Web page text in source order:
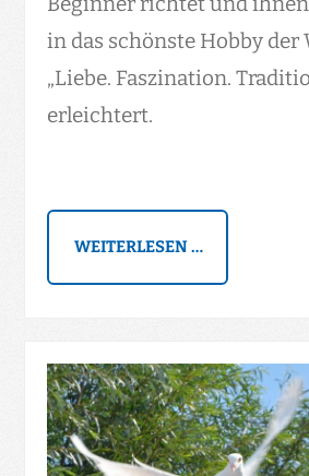
in das schönste Hobby
„Liebe. Faszination.
erleichtert.
WEITERLESEN …